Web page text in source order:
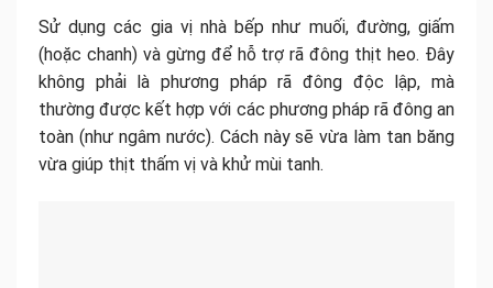
Sử dụng các gia vị nhà bếp như muối, đường, giấm
(hoặc chanh) và gừng để hỗ trợ rã đông thịt heo. Đây
không phải là phương pháp rã đông độc lập, mà
thường được kết hợp với các phương pháp rã đông an
toàn (như ngâm nước). Cách này sẽ vừa làm tan băng
vừa giúp thịt thấm vị và khử mùi tanh.